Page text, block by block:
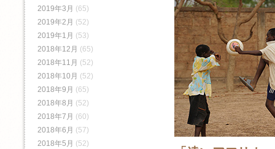
2019年3月 (65)
2019年2月 (52)
2019年1月 (53)
2018年12月 (65)
2018年11月 (52)
2018年10月 (52)
2018年9月 (65)
2018年8月 (52)
2018年7月 (60)
2018年6月 (57)
2018年5月 (52)